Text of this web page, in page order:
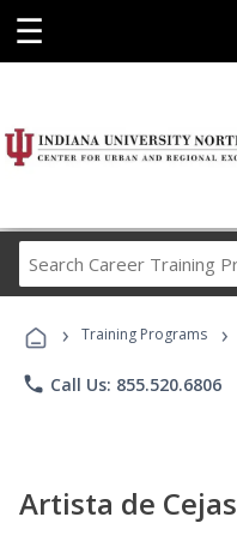
☰
› Training Programs ›
phone Call Us: 855.520.6806
Artista de Cejas